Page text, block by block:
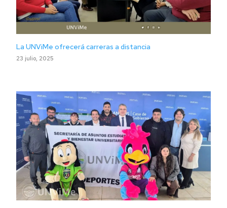
La UNViMe ofrecerá carreras a distancia
23 julio, 2025